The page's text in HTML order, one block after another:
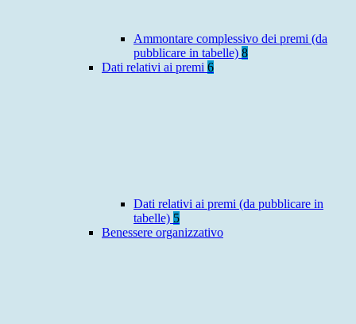
Ammontare complessivo dei premi (da
pubblicare in tabelle) 8
Dati relativi ai premi 6
Dati relativi ai premi (da pubblicare in
tabelle) 5
Benessere organizzativo